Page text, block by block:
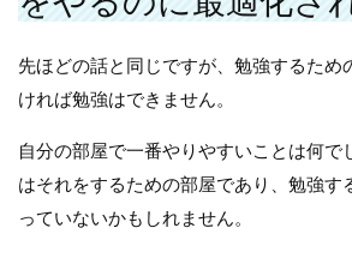
先ほどの話と同じですが、勉強するため
ければ勉強はできません。
自分の部屋で一番やりやすいことは何で
はそれをするための部屋であり、勉強す
っていないかもしれません。